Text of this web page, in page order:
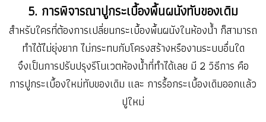
5. การพิจารณาปูกระเบื้องพื้นผนังทับของเดิม
สำหรับใครที่ต้องการเปลี่ยนกระเบื้องพื้นผนังในห้องน้ำ ก็สามารถ
ทำได้ไม่ยุ่งยาก ไม่กระทบกับโครงสร้างหรืองานระบบอื่นใด
จึงเป็นการปรับปรุงรีโนเวตห้องน้ำที่ทำได้เลย มี 2 วิธีการ คือ
การปูกระเบื้องใหม่ทับของเดิม และ การรื้อกระเบื้องเดิมออกแล้ว
ปูใหม่